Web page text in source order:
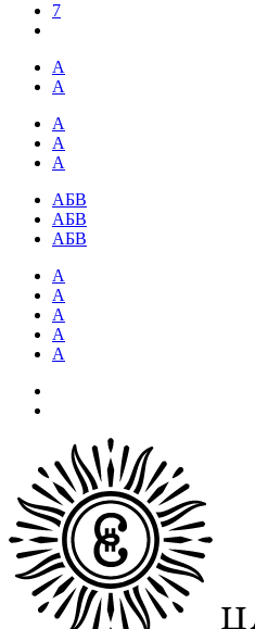
7
А
А
А
А
А
АБВ
АБВ
АБВ
А
А
А
А
А